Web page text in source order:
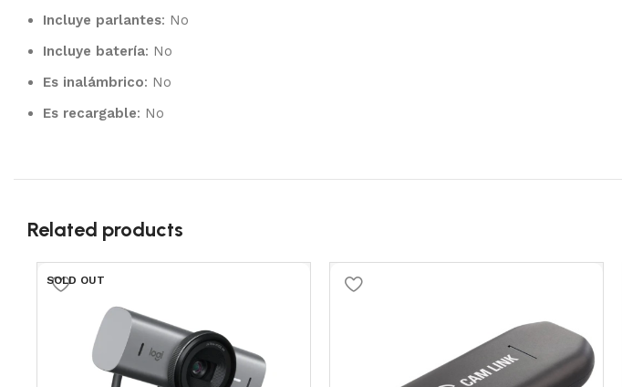
Incluye parlantes: No
Incluye batería: No
Es inalámbrico: No
Es recargable: No
Related products
SOLD OUT